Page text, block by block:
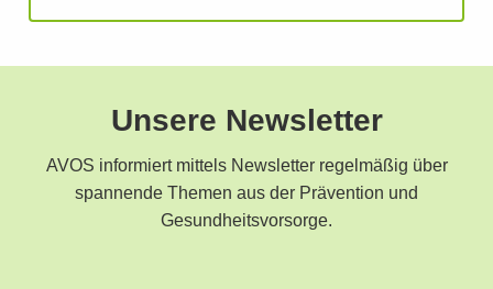
Unsere Newsletter
AVOS informiert mittels Newsletter regelmäßig über
spannende Themen aus der Prävention und
Gesundheitsvorsorge.